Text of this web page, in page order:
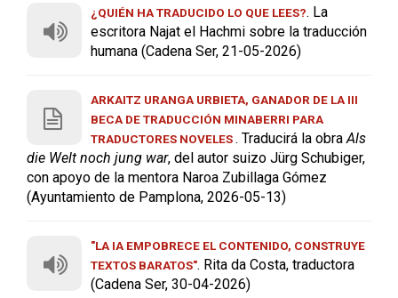
¿QUIÉN HA TRADUCIDO LO QUE LEES?. La
escritora Najat el Hachmi sobre la traducción
humana (Cadena Ser, 21-05-2026)
ARKAITZ URANGA URBIETA, GANADOR DE LA III
BECA DE TRADUCCIÓN MINABERRI PARA
TRADUCTORES NOVELES. Traducirá la obraAls
die Welt noch jung war, del autor suizo Jürg Schubiger,
con apoyo de la mentora Naroa Zubillaga Gómez
(Ayuntamiento de Pamplona, 2026-05-13)
"LA IA EMPOBRECE EL CONTENIDO, CONSTRUYE
TEXTOS BARATOS". Rita da Costa, traductora
(Cadena Ser, 30-04-2026)